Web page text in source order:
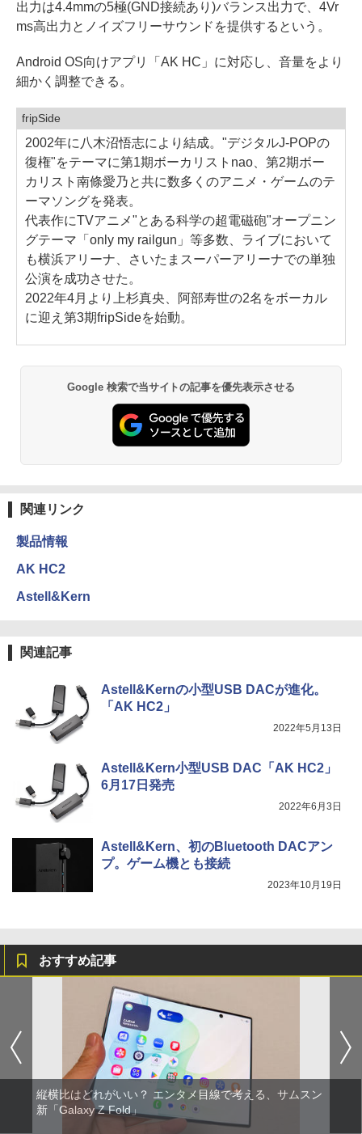
出力は4.4mmの5極(GND接続あり)バランス出力で、4Vr
ms高出力とノイズフリーサウンドを提供するという。
Android OS向けアプリ「AK HC」に対応し、音量をより
細かく調整できる。
fripSide
2002年に八木沼悟志により結成。"デジタルJ-POPの
復権"をテーマに第1期ボーカリストnao、第2期ボー
カリスト南條愛乃と共に数多くのアニメ・ゲームのテ
ーマソングを発表。
代表作にTVアニメ"とある科学の超電磁砲"オープニン
グテーマ「only my railgun」等多数、ライブにおいて
も横浜アリーナ、さいたまスーパーアリーナでの単独
公演を成功させた。
2022年4月より上杉真央、阿部寿世の2名をボーカル
に迎え第3期fripSideを始動。
Google 検索で当サイトの記事を優先表示させる
関連リンク
製品情報
AK HC2
Astell&Kern
関連記事
Astell&Kernの小型USB DACが進化。
「AK HC2」
2022年5月13日
Astell&Kern小型USB DAC「AK HC2」
6月17日発売
2022年6月3日
Astell&Kern、初のBluetooth DACアン
プ。ゲーム機とも接続
2023年10月19日
おすすめ記事
縦横比はどれがいい？ エンタメ目線で考える、サムスン
新「Galaxy Z Fold」